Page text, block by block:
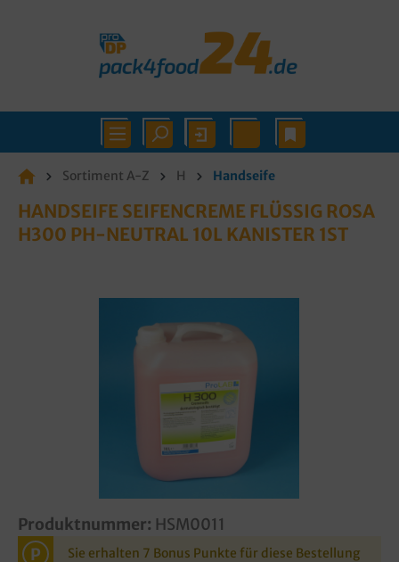
Sortiment A-Z H Handseife
HANDSEIFE SEIFENCREME FLÜSSIG ROSA
H300 PH-NEUTRAL 10L KANISTER 1ST
Produktnummer: HSM0011
P Sie erhalten 7 Bonus Punkte für diese Bestellung